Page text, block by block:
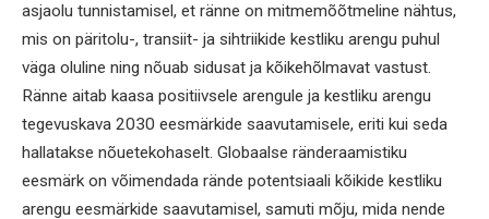
asjaolu tunnistamisel, et ränne on mitmemõõtmeline nähtus,
mis on päritolu-, transiit- ja sihtriikide kestliku arengu puhul
väga oluline ning nõuab sidusat ja kõikehõlmavat vastust.
Ränne aitab kaasa positiivsele arengule ja kestliku arengu
tegevuskava 2030 eesmärkide saavutamisele, eriti kui seda
hallatakse nõuetekohaselt. Globaalse ränderaamistiku
eesmärk on võimendada rände potentsiaali kõikide kestliku
arengu eesmärkide saavutamisel, samuti mõju, mida nende